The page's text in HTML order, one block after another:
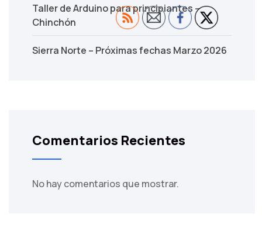
Taller de Arduino para principiantes –
Chinchón
Sierra Norte – Próximas fechas Marzo 2026
Comentarios Recientes
No hay comentarios que mostrar.